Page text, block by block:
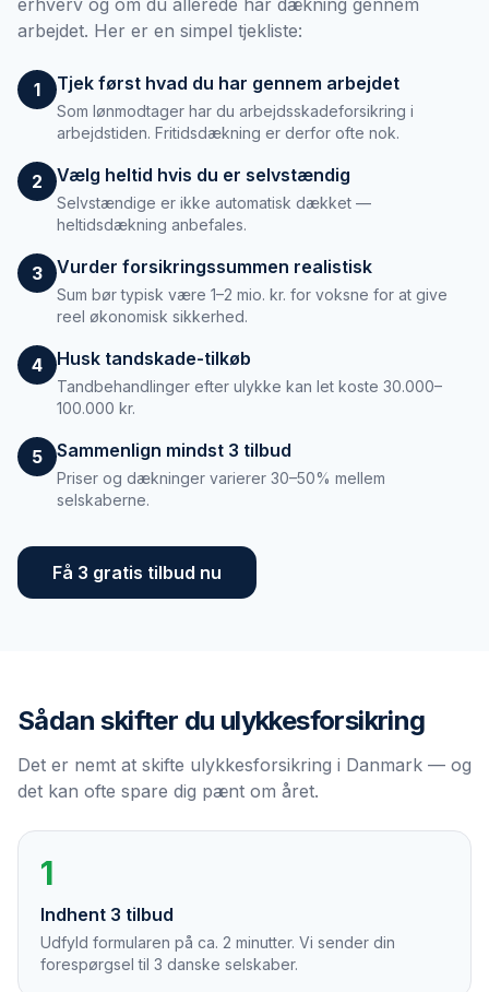
arbejdet. Her er en simpel tjekliste:
1 Tjek først hvad du har gennem arbejdet
Som lønmodtager har du arbejdsskadeforsikring i
arbejdstiden. Fritidsdækning er derfor ofte nok.
2 Vælg heltid hvis du er selvstændig
Selvstændige er ikke automatisk dækket —
heltidsdækning anbefales.
3 Vurder forsikringssummen realistisk
Sum bør typisk være 1–2 mio. kr. for voksne for at give
reel økonomisk sikkerhed.
4 Husk tandskade-tilkøb
Tandbehandlinger efter ulykke kan let koste 30.000–
100.000 kr.
5 Sammenlign mindst 3 tilbud
Priser og dækninger varierer 30–50% mellem
selskaberne.
Få 3 gratis tilbud nu
Sådan skifter du ulykkesforsikring
Det er nemt at skifte ulykkesforsikring i Danmark — og
det kan ofte spare dig pænt om året.
1
Indhent 3 tilbud
Udfyld formularen på ca. 2 minutter. Vi sender din
forespørgsel til 3 danske selskaber.